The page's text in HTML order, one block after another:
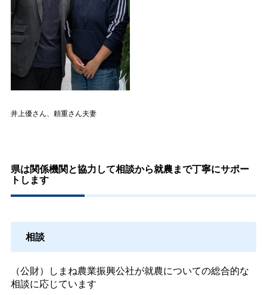
井上優さん、頼重さん夫妻
県は関係機関と協力して相談から就農まで丁寧にサポー
トします
相談
（公財）しまね農業振興公社が就農についての総合的な
相談に応じています